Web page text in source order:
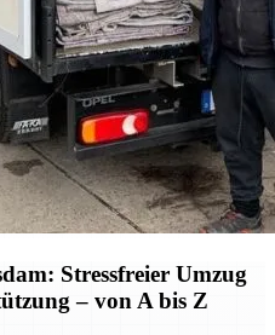
Stressfreier Umzug
– von A bis Z